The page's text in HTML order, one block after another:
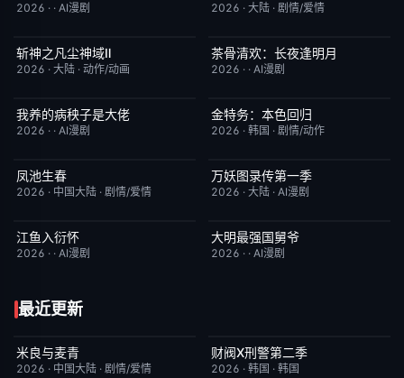
2026 · · AI漫剧 2026 · 大陆 · 剧情/爱情
更新至第09集
斩神之凡尘神域Ⅱ
2026 · 大陆 · 动作/动画
完结
茶骨清欢：长夜逢明月
2026 · · AI漫剧
完结
我养的病秧子是大佬
2026 · · AI漫剧
已完结
金特务：本色回归
2026 · 韩国 · 剧情/动作
已完结
凤池生春
2026 · 中国大陆 · 剧情/爱情
完结
万妖图录传第一季
2026 · 大陆 · AI漫剧
完结
江鱼入衍怀
2026 · · AI漫剧
完结
大明最强国舅爷
2026 · · AI漫剧
最近更新
更新至第15集
米良与麦青
2026 · 中国大陆 · 剧情/爱情
更新至第01集
财阀X刑警第二季
2026 · 韩国 · 韩国